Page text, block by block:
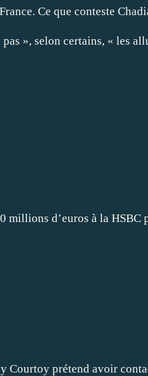
Ce que conteste
», selon certains, « les
d’euros à la
prétend avoir